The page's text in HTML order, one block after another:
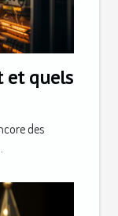
et quels
des